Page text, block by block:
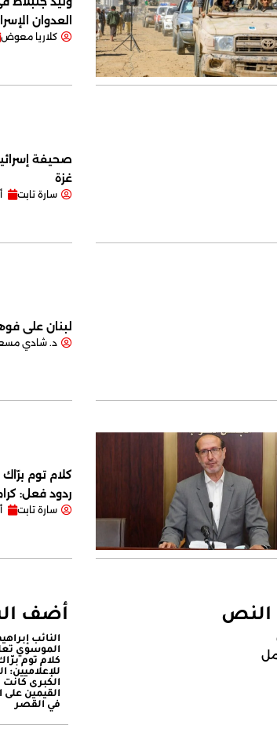
العدوان
كلاريا معوض
صحيفة
غزة
سارة تابت
لبنان على
د. شادي
كلام توم
ردود فعل:
سارة تابت
أضف
النائب
الموسوي
كلام توم
للإعلاميين:
الكبرى كانت
القيمين على
في القصر